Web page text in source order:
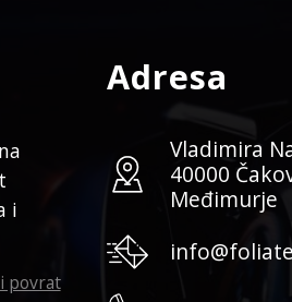
i
povrat
Adresa
Vladimira
40000
Međimurje